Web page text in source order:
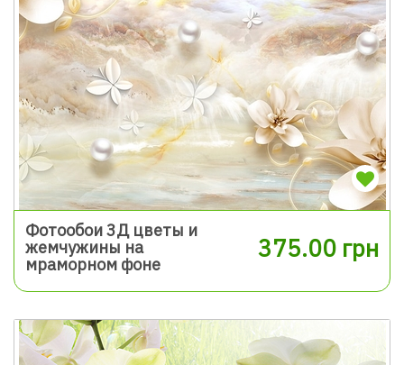
Фотообои 3Д цветы и
жемчужины на
мраморном фоне
375.00 грн